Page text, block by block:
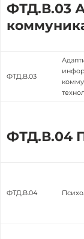
ФТД.В.03
ФТД.В.03
ФТД.В.04
ФТД.В.04